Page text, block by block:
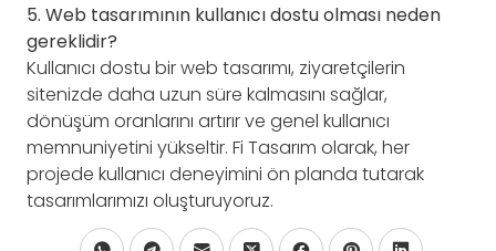
5. Web tasarımının kullanıcı dostu olması neden
gereklidir?
Kullanıcı dostu bir web tasarımı, ziyaretçilerin
sitenizde daha uzun süre kalmasını sağlar,
dönüşüm oranlarını artırır ve genel kullanıcı
memnuniyetini yükseltir. Fi Tasarım olarak, her
projede kullanıcı deneyimini ön planda tutarak
tasarımlarımızı oluşturuyoruz.